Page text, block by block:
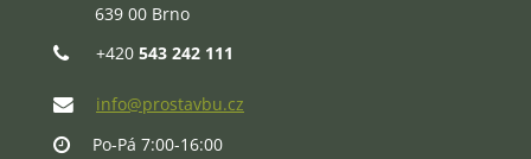
639 00 Brno
+420 543 242 111
info@prostavbu.cz
Po-Pá 7:00-16:00